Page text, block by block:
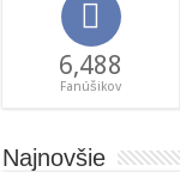
6,488
Fanúšikov
Najnovšie